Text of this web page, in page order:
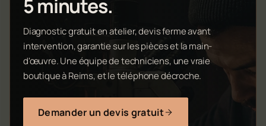
5 minutes.
Diagnostic gratuit en atelier, devis ferme avant
intervention, garantie sur les pièces et la main-
d'œuvre. Une équipe de techniciens, une vraie
boutique à Reims, et le téléphone décroche.
Demander un devis gratuit